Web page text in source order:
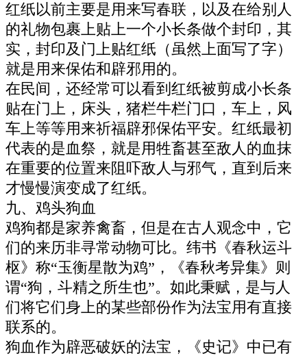
红纸以前主要是用来写春联，以及在给别人
的礼物包裹上贴上一个小长条做个封印，其
实，封印及门上贴红纸（虽然上面写了字）
就是用来保佑和辟邪用的。
在民间，还经常可以看到红纸被剪成小长条
贴在门上，床头，猪栏牛栏门口，车上，风
车上等等用来祈福辟邪保佑平安。红纸最初
代表的是血祭，就是用牲畜甚至敌人的血抹
在重要的位置来阻吓敌人与邪气，直到后来
才慢慢演变成了红纸。
九、鸡头狗血
鸡狗都是家养禽畜，但是在古人观念中，它
们的来历非寻常动物可比。纬书《春秋运斗
枢》称“玉衡星散为鸡”，《春秋考异集》则
谓“狗，斗精之所生也”。如此秉赋，是与人
们将它们身上的某些部份作为法宝用有直接
联系的。
狗血作为辟恶破妖的法宝，《史记》中已有